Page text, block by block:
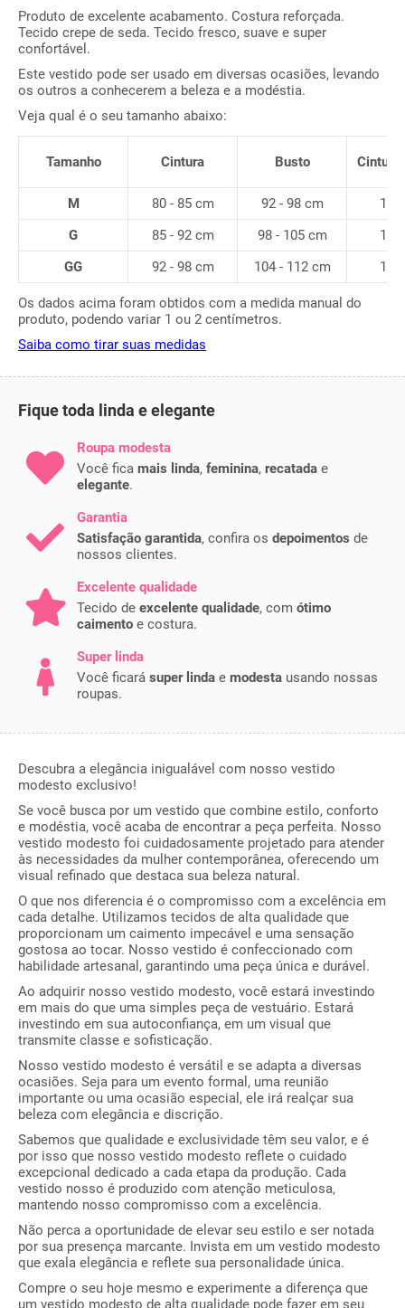
Produto de excelente acabamento. Costura reforçada.
Tecido crepe de seda. Tecido fresco, suave e super
confortável.
Este vestido pode ser usado em diversas ocasiões, levando
os outros a conhecerem a beleza e a modéstia.
Veja qual é o seu tamanho abaixo:
Tamanho Cintura Busto Cintura
M 80 - 85 cm 92 - 98 cm
G
85 - 92 cm 98 - 105 cm
GG
92 - 98 cm 104 - 112 cm
Os dados acima foram obtidos com a medida manual do
produto, podendo variar 1 ou 2 centímetros.
Saiba como tirar suas medidas
Fique toda linda e elegante
Roupa modesta
Você fica mais linda, feminina, recatada e
elegante.
Garantia
Satisfação garantida, confira os depoimentos de
nossos clientes.
Excelente qualidade
Tecido de excelente qualidade, com ótimo
caimento e costura.
Super linda
Você ficará super linda e modesta usando nossas
roupas.
Descubra a elegância inigualável com nosso vestido
modesto exclusivo!
Se você busca por um vestido que combine estilo, conforto
e modéstia, você acaba de encontrar a peça perfeita. Nosso
vestido modesto foi cuidadosamente projetado para atender
às necessidades da mulher contemporânea, oferecendo um
visual refinado que destaca sua beleza natural.
O que nos diferencia é o compromisso com a excelência em
cada detalhe. Utilizamos tecidos de alta qualidade que
proporcionam um caimento impecável e uma sensação
gostosa ao tocar. Nosso vestido é confeccionado com
habilidade artesanal, garantindo uma peça única e durável.
Ao adquirir nosso vestido modesto, você estará investindo
em mais do que uma simples peça de vestuário. Estará
investindo em sua autoconfiança, em um visual que
transmite classe e sofisticação.
Nosso vestido modesto é versátil e se adapta a diversas
ocasiões. Seja para um evento formal, uma reunião
importante ou uma ocasião especial, ele irá realçar sua
beleza com elegância e discrição.
Sabemos que qualidade e exclusividade têm seu valor, e é
por isso que nosso vestido modesto reflete o cuidado
excepcional dedicado a cada etapa da produção. Cada
vestido nosso é produzido com atenção meticulosa,
mantendo nosso compromisso com a excelência.
Não perca a oportunidade de elevar seu estilo e ser notada
por sua presença marcante. Invista em um vestido modesto
que exala elegância e reflete sua personalidade única.
Compre o seu hoje mesmo e experimente a diferença que
um vestido modesto de alta qualidade pode fazer em seu